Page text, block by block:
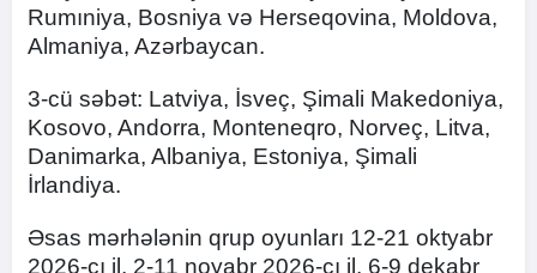
Rumıniya, Bosniya və Herseqovina, Moldova,
Almaniya, Azərbaycan.
3-cü səbət: Latviya, İsveç, Şimali Makedoniya,
Kosovo, Andorra, Monteneqro, Norveç, Litva,
Danimarka, Albaniya, Estoniya, Şimali
İrlandiya.
Əsas mərhələnin qrup oyunları 12-21 oktyabr
2026-cı il, 2-11 noyabr 2026-cı il, 6-9 dekabr